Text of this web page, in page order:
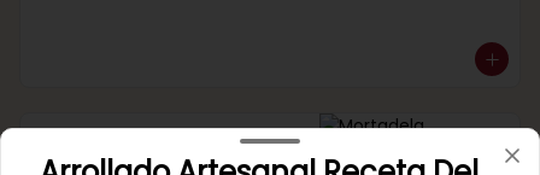
Mortadela Jamonada